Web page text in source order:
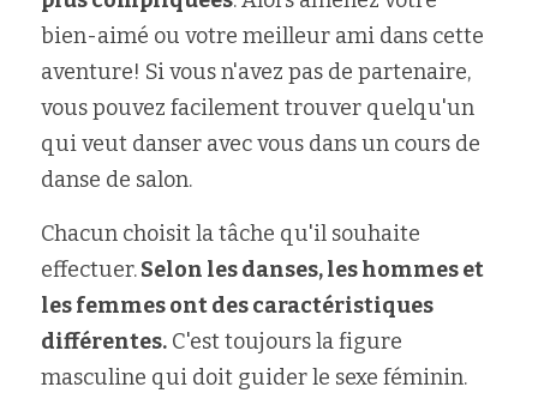
bien-aimé ou votre meilleur ami dans cette
aventure! Si vous n'avez pas de partenaire,
vous pouvez facilement trouver quelqu'un
qui veut danser avec vous dans un cours de
danse de salon.
Chacun choisit la tâche qu'il souhaite
effectuer. Selon les danses, les hommes et
les femmes ont des caractéristiques
différentes. C'est toujours la figure